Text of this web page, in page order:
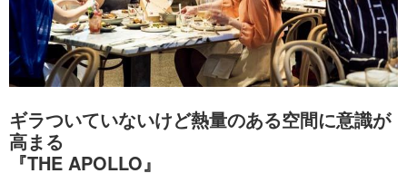
ギラついていないけど熱量のある空間に意識が
高まる
『THE APOLLO』